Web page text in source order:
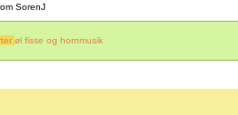
SorenJ
øl fisse og hornmusik